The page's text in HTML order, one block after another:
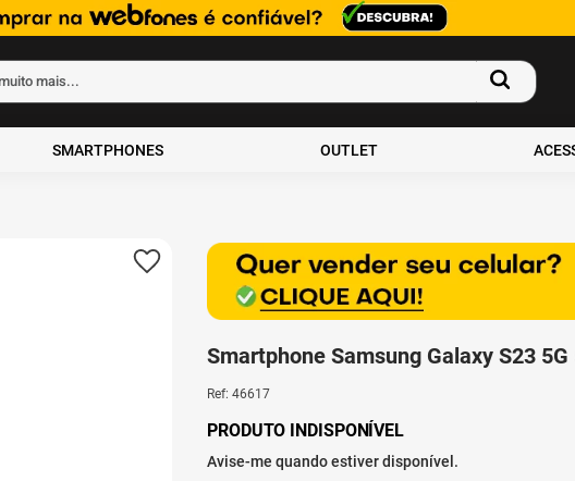
muito mais...
SMARTPHONES OUTLET
Smartphone Samsung Galaxy S23
Ref: 46617